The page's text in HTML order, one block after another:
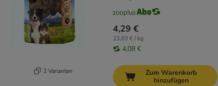
2 Varianten
4,29 €
23,83 € / kg
4,08 €
Zum Warenkorb
hinzufügen